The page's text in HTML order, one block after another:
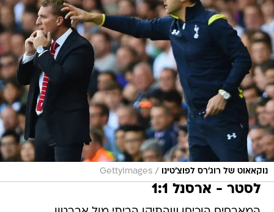
נוקאאוט של רוג'רס לפוצ'טינו /
GettyImages
לסטר - ארסנל 1:1